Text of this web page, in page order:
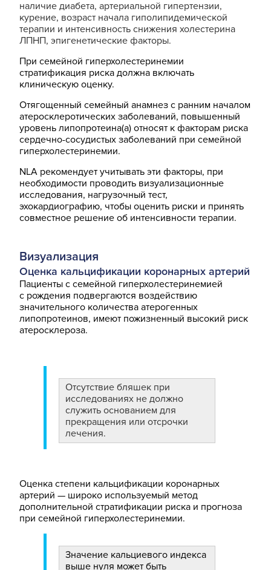
наличие диабета, артериальной гипертензии,
курение, возраст начала гиполипидемической
терапии и интенсивность снижения холестерина
ЛПНП, эпигенетические факторы.
При семейной гиперхолестеринемии
стратификация риска должна включать
клиническую оценку.
Отягощенный семейный анамнез с ранним началом
атеросклеротических заболеваний, повышенный
уровень липопротеина(а) относят к факторам риска
сердечно-сосудистых заболеваний при семейной
гиперхолестеринемии.
NLA рекомендует учитывать эти факторы, при
необходимости проводить визуализационные
исследования, нагрузочный тест,
эхокардиографию, чтобы оценить риски и принять
совместное решение об интенсивности терапии.
Визуализация
Оценка кальцификации коронарных артерий
Пациенты с семейной гиперхолестеринемией
с рождения подвергаются воздействию
значительного количества атерогенных
липопротеинов, имеют пожизненный высокий риск
атеросклероза.
Отсутствие бляшек при
исследованиях не должно
служить основанием для
прекращения или отсрочки
лечения.
Оценка степени кальцификации коронарных
артерий — широко используемый метод
дополнительной стратификации риска и прогноза
при семейной гиперхолестеринемии.
Значение кальциевого индекса
выше нуля может быть